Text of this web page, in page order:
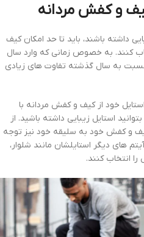
و کفش مردانه
داشته باشند، باید تا حد امکان کیف
کنند. به خصوص زمانی که وارد سال
به سال گذشته تفاوت های زیادی
خود از کیف و کفش مردانه با
استایل زیبایی داشته باشید. از
کیف و کفش خود به سلیقه خود نیز توجه
های دیگر استایلشان مانند شلوار،
انتخاب کنند.